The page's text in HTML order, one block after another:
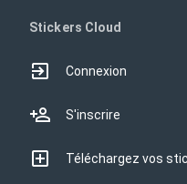
Stickers Cloud
Connexion
S'inscrire
Téléchargez vos